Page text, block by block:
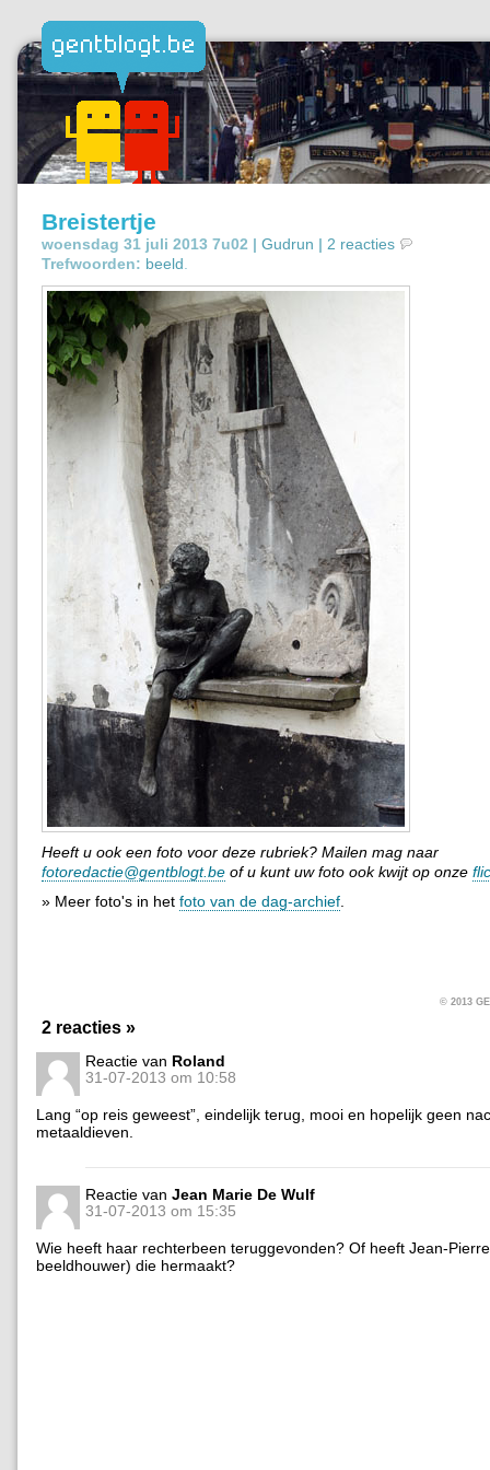
Breistertje
woensdag 31 juli 2013 7u02 | Gudrun | 2 reacties
Trefwoorden: beeld
Heeft u ook een foto voor deze rubriek? Mailen mag naar
fotoredactie@gentblogt.be of u kunt uw foto ook kwijt op onze
» Meer foto's in het foto van de dag-archief
© 2013
2 reacties »
Reactie van Roland
31-07-2013 om 10:58
Lang “op reis geweest”, eindelijk terug, mooi en hopelijk geen
metaaldieven.
Reactie van Jean Marie De Wulf
31-07-2013 om 15:35
Wie heeft haar rechterbeen teruggevonden? Of heeft Jean-
beeldhouwer) die hermaakt?